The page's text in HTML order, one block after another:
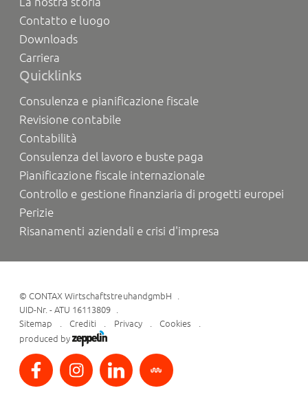
Contatto e luogo
Downloads
Carriera
Quicklinks
Consulenza e pianificazione fiscale
Revisione contabile
Contabilità
Consulenza del lavoro e buste paga
Pianificazione fiscale internazionale
Controllo e gestione finanziaria di progetti europei
Perizie
Risanamenti aziendali e crisi d'impresa
©CONTAX WirtschaftstreuhandgmbH
UID-Nr. - ATU 16113809
Sitemap
Crediti Privacy
Cookies
produced by